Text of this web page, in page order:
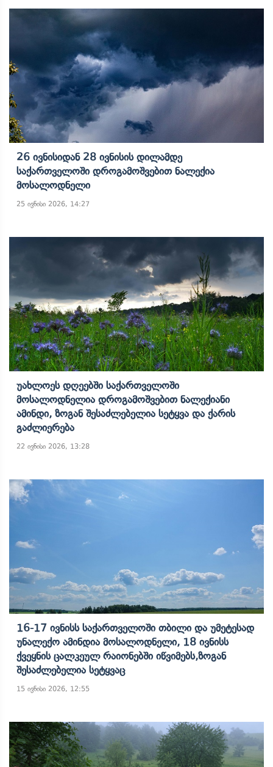
26 Ივნისიდან 28 Ივნისის Დილამდე
Საქართველოში Დროგამოშვებით Ნალექია
Მოსალოდნელი
25 ივნისი 2026, 14:27
Უახლოეს Დღეებში Საქართველოში
Მოსალოდნელია Დროგამოშვებით Ნალექიანი
Ამინდი, Ზოგან Შესაძლებელია Სეტყვა Და Ქარის
Გაძლიერება
22 ივნისი 2026, 13:28
16-17 Ივნისს Საქართველოში Თბილი Და Უმეტესად
Უნალექო Ამინდია Მოსალოდნელი, 18 Ივნისს
Ქვეყნის Ცალკეულ Რაიონებში Იწვიმებს,ზოგან
Შესაძლებელია Სეტყვაც
15 ივნისი 2026, 12:55